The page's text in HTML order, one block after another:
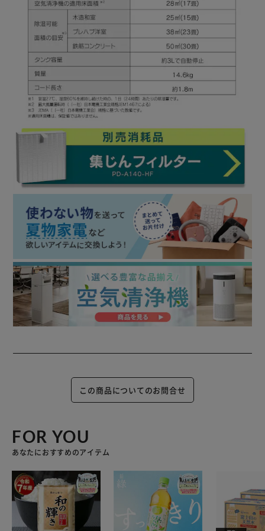
この商品についてのお問合せ
FOR YOU
あなたにおすすめのアイテム